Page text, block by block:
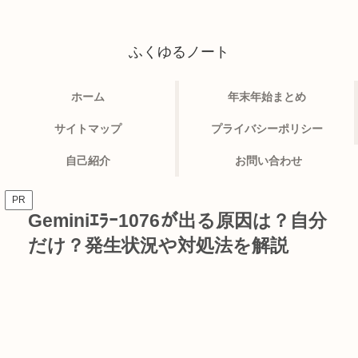
ふくゆるノート
ホーム 年末年始まとめ
サイトマップ プライバシーポリシー
自己紹介 お問い合わせ
PR
Geminiｴﾗｰ1076が出る原因は？自分
だけ？発生状況や対処法を解説